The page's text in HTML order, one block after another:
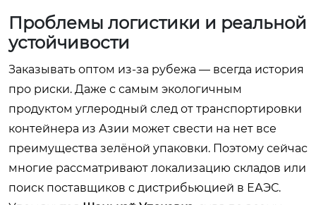
Проблемы логистики и реальной
устойчивости
Заказывать оптом из-за рубежа — всегда история
про риски. Даже с самым экологичным
продуктом углеродный след от транспортировки
контейнера из Азии может свести на нет все
преимущества зелёной упаковки. Поэтому сейчас
многие рассматривают локализацию складов или
поиск поставщиков с дистрибьюцией в ЕАЭС.